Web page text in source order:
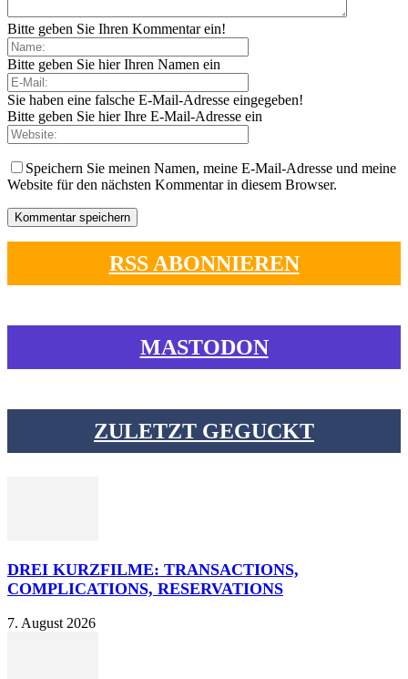
Bitte geben Sie Ihren Kommentar ein!
Bitte geben Sie hier Ihren Namen ein
Sie haben eine falsche E-Mail-Adresse eingegeben!
Bitte geben Sie hier Ihre E-Mail-Adresse ein
Speichern Sie meinen Namen, meine E-Mail-Adresse und meine
Website für den nächsten Kommentar in diesem Browser.
RSS ABONNIEREN
MASTODON
ZULETZT GEGUCKT
DREI KURZFILME: TRANSACTIONS,
COMPLICATIONS, RESERVATIONS
7. August 2026